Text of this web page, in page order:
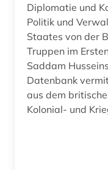
Diplomatie und
Politik und
Staates von der
Truppen im
Saddam
Datenbank
aus dem
Kolonial- und